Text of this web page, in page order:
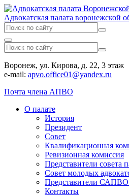
Адвокатская палата воронежской
Воронеж, ул. Кирова, д. 22, 3 этаж
e-mail: apvo.office01@yandex.ru
Почта члена АПВО
О палате
История
Президент
Совет
Квалификационная
Ревизионная комиссия
Представители совета
Совет молодых
Представители САПВО
Контакты